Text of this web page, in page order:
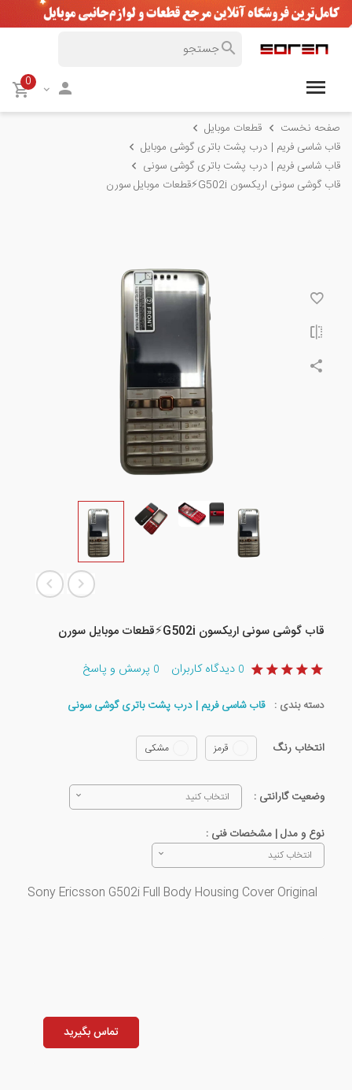
0
صفحه نخست
قطعات موبایل
قاب شاسی فریم | درب پشت باتری گوشی موبایل
قاب شاسی فریم | درب پشت باتری گوشی سونی
قاب گوشی سونی اریکسون G502i⚡️قطعات موبایل سورن
قاب گوشی سونی اریکسون G502i⚡️قطعات موبایل سورن
0 دیدگاه کاربران 0 پرسش و پاسخ
دسته بندی : قاب شاسی فریم | درب پشت باتری گوشی سونی
انتخاب رنگ قرمز مشکی
وضعیت گارانتی : انتخاب کنید
نوع و مدل | مشخصات فنی :
انتخاب کنید
Sony Ericsson G502i Full Body Housing Cover Original
تماس بگیرید